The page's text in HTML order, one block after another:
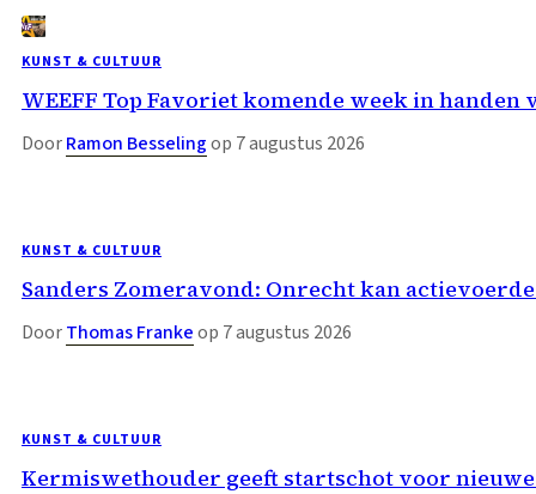
KUNST & CULTUUR
WEEFF Top Favoriet komende week in handen
DoorRamon Besselingop 7 augustus 2026
KUNST & CULTUUR
Sanders Zomeravond: Onrecht kan
DoorThomas Frankeop 7 augustus 2026
KUNST & CULTUUR
Kermiswethouder geeft startschot voor